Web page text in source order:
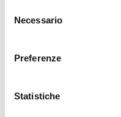
delNecessario
Preferenze
Statistiche
08/01/2025
Penalmente
che accede al
“Viola le direttive
del datore di lavoro il